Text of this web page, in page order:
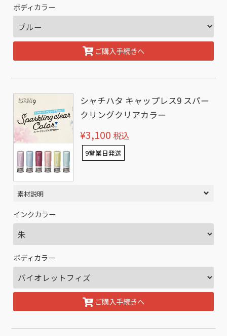
ボディカラー
ご購入手続きへ
シャチハタ キャップレス9 スパー
クリングクリアカラー
¥3,100 税込
9営業日発送
素材説明
インクカラー
ボディカラー
ご購入手続きへ